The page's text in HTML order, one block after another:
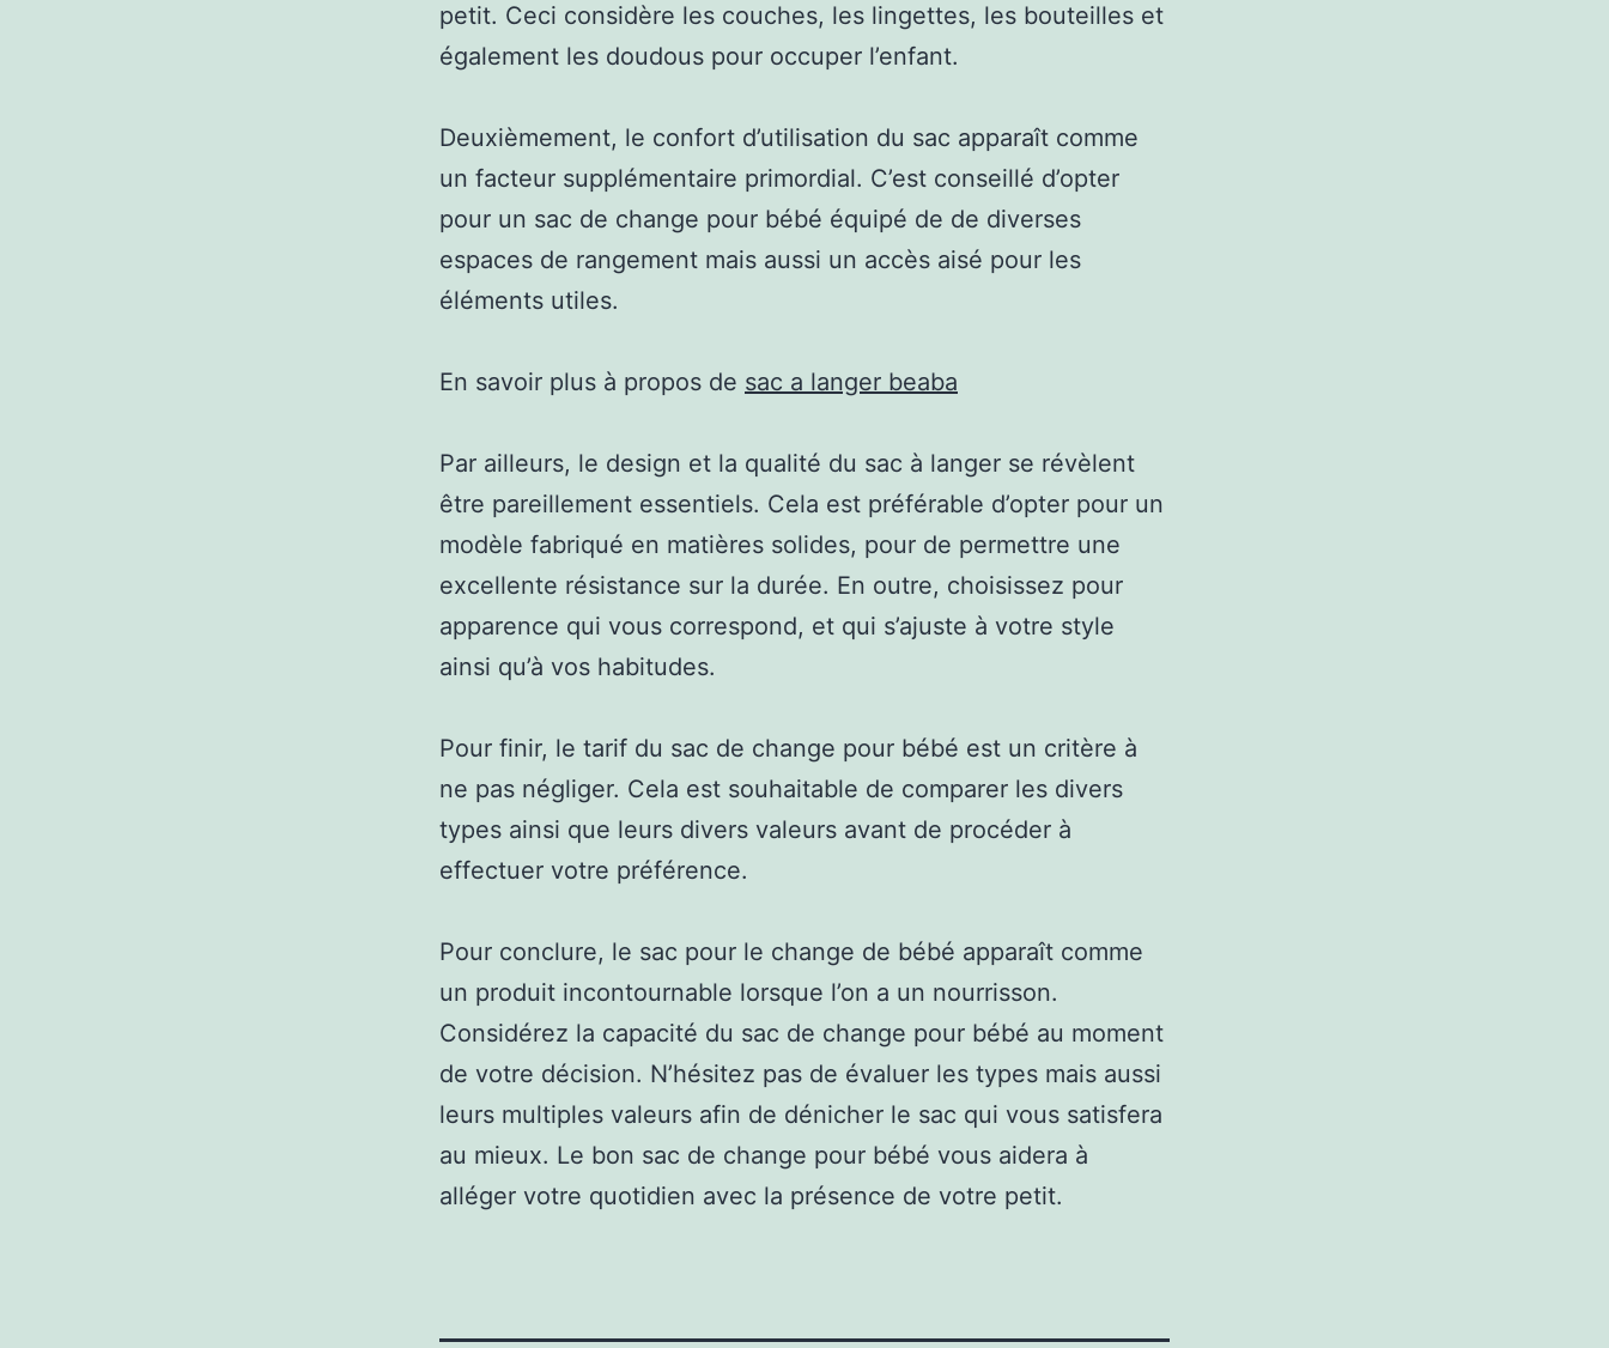
petit. Ceci considère les couches, les lingettes, les bouteilles et
également les doudous pour occuper l’enfant.
Deuxièmement, le confort d’utilisation du sac apparaît comme
un facteur supplémentaire primordial. C’est conseillé d’opter
pour un sac de change pour bébé équipé de de diverses
espaces de rangement mais aussi un accès aisé pour les
éléments utiles.
En savoir plus à propos de sac a langer beaba
Par ailleurs, le design et la qualité du sac à langer se révèlent
être pareillement essentiels. Cela est préférable d’opter pour un
modèle fabriqué en matières solides, pour de permettre une
excellente résistance sur la durée. En outre, choisissez pour
apparence qui vous correspond, et qui s’ajuste à votre style
ainsi qu’à vos habitudes.
Pour finir, le tarif du sac de change pour bébé est un critère à
ne pas négliger. Cela est souhaitable de comparer les divers
types ainsi que leurs divers valeurs avant de procéder à
effectuer votre préférence.
Pour conclure, le sac pour le change de bébé apparaît comme
un produit incontournable lorsque l’on a un nourrisson.
Considérez la capacité du sac de change pour bébé au moment
de votre décision. N’hésitez pas de évaluer les types mais aussi
leurs multiples valeurs afin de dénicher le sac qui vous satisfera
au mieux. Le bon sac de change pour bébé vous aidera à
alléger votre quotidien avec la présence de votre petit.